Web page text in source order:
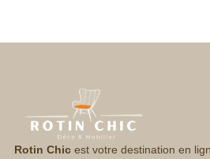
Rotin Chicest votre destination en